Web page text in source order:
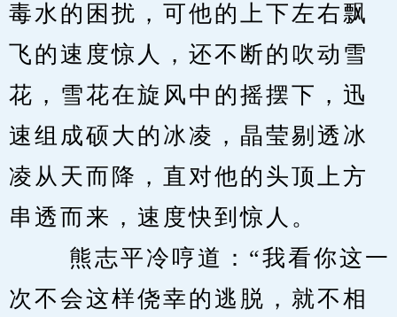
毒水的困扰，可他的上下左右飘
飞的速度惊人，还不断的吹动雪
花，雪花在旋风中的摇摆下，迅
速组成硕大的冰凌，晶莹剔透冰
凌从天而降，直对他的头顶上方
串透而来，速度快到惊人。
熊志平冷哼道：“我看你这一
次不会这样侥幸的逃脱，就不相